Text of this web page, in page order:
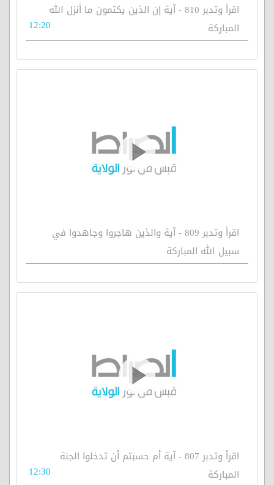
اقرأ وتدبر 810 - آية إن الذين يكتمون ما أنزل الله
المباركة
12:20
اقرأ وتدبر 809 - آية والذين هاجروا وجاهدوا في
سبيل الله المباركة
اقرأ وتدبر 807 - آية أم حسبتم أن تدخلوا الجنة
المباركة
12:30